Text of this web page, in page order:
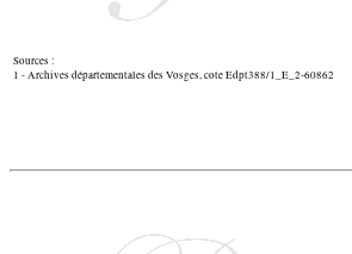
Sources :
1 - Archives départementales des Vosges, cote Edpt388/1_E_2-60862